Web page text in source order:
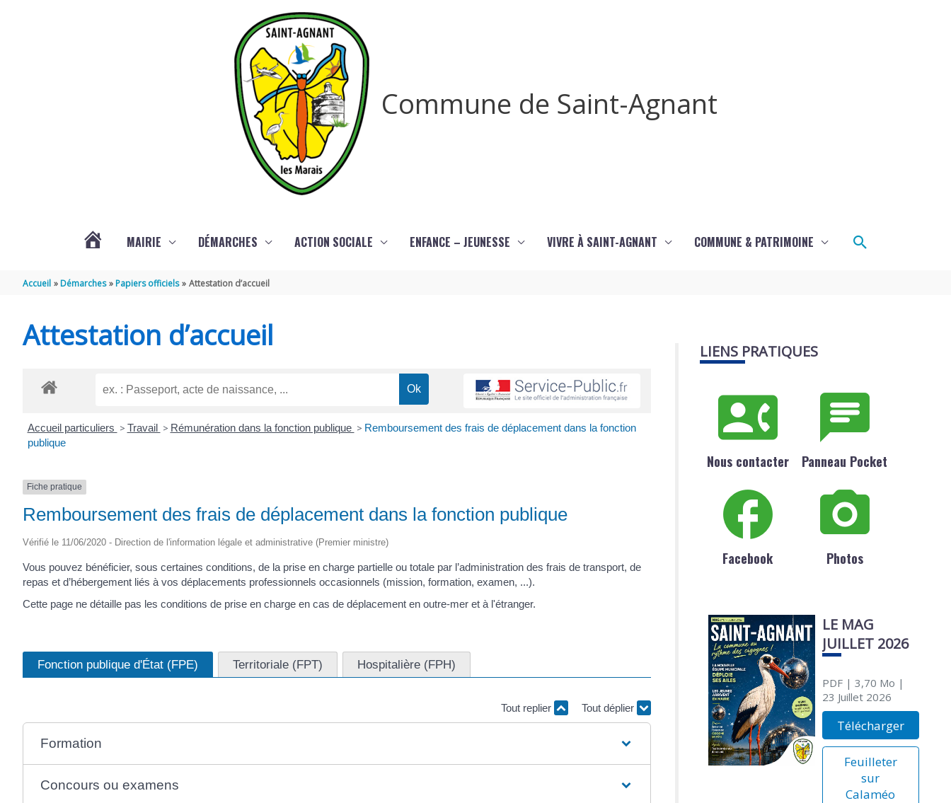
Commune de Saint-Agnant
MAIRIE DÉMARCHES ACTION SOCIALE ENFANCE – JEUNESSE VIVRE À SAINT-AGNANT COMMUNE & PATRIMOINE Rechercher
Accueil Démarches Papiers officiels Attestation d’accueil
Attestation d’accueil
Accueil particuliers > Travail > Rémunération dans la fonction publique > Remboursement des frais de déplacement dans la fonction
publique
Fiche pratique
Remboursement des frais de déplacement dans la fonction publique
Vérifié le 11/06/2020 - Direction de l'information légale et administrative (Premier ministre)
Vous pouvez bénéficier, sous certaines conditions, de la prise en charge partielle ou totale par l’administration des frais de transport, de
repas et d’hébergement liés à vos déplacements professionnels occasionnels (mission, formation, examen, ...).
Cette page ne détaille pas les conditions de prise en charge en cas de déplacement en outre-mer et à l'étranger.
Fonction publique d'État (FPE) Territoriale (FPT) Hospitalière (FPH)
Tout replier Tout déplier
Formation
Concours ou examens
LIENS PRATIQUES
Nous contacter Panneau Pocket
Facebook Photos
LE MAG
JUILLET 2026
PDF| 3,70 Mo |
23 Juillet 2026
Télécharger
Feuilleter
sur
Calaméo